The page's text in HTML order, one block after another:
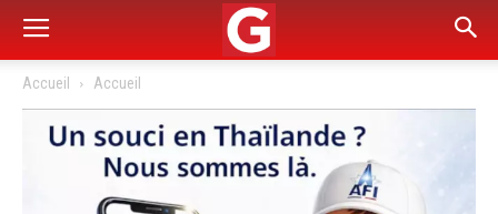
Accueil Accueil